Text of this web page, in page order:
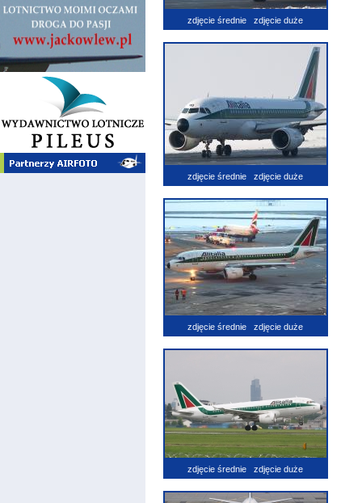
zdjęcie średnie zdjęcie duże
zdjęcie średnie zdjęcie duże
zdjęcie średnie zdjęcie duże
zdjęcie średnie zdjęcie duże